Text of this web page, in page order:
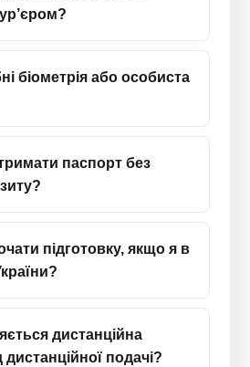
біометрія або особиста
паспорт без
підготовку, якщо я в
дистанційна
дистанційної подачі?